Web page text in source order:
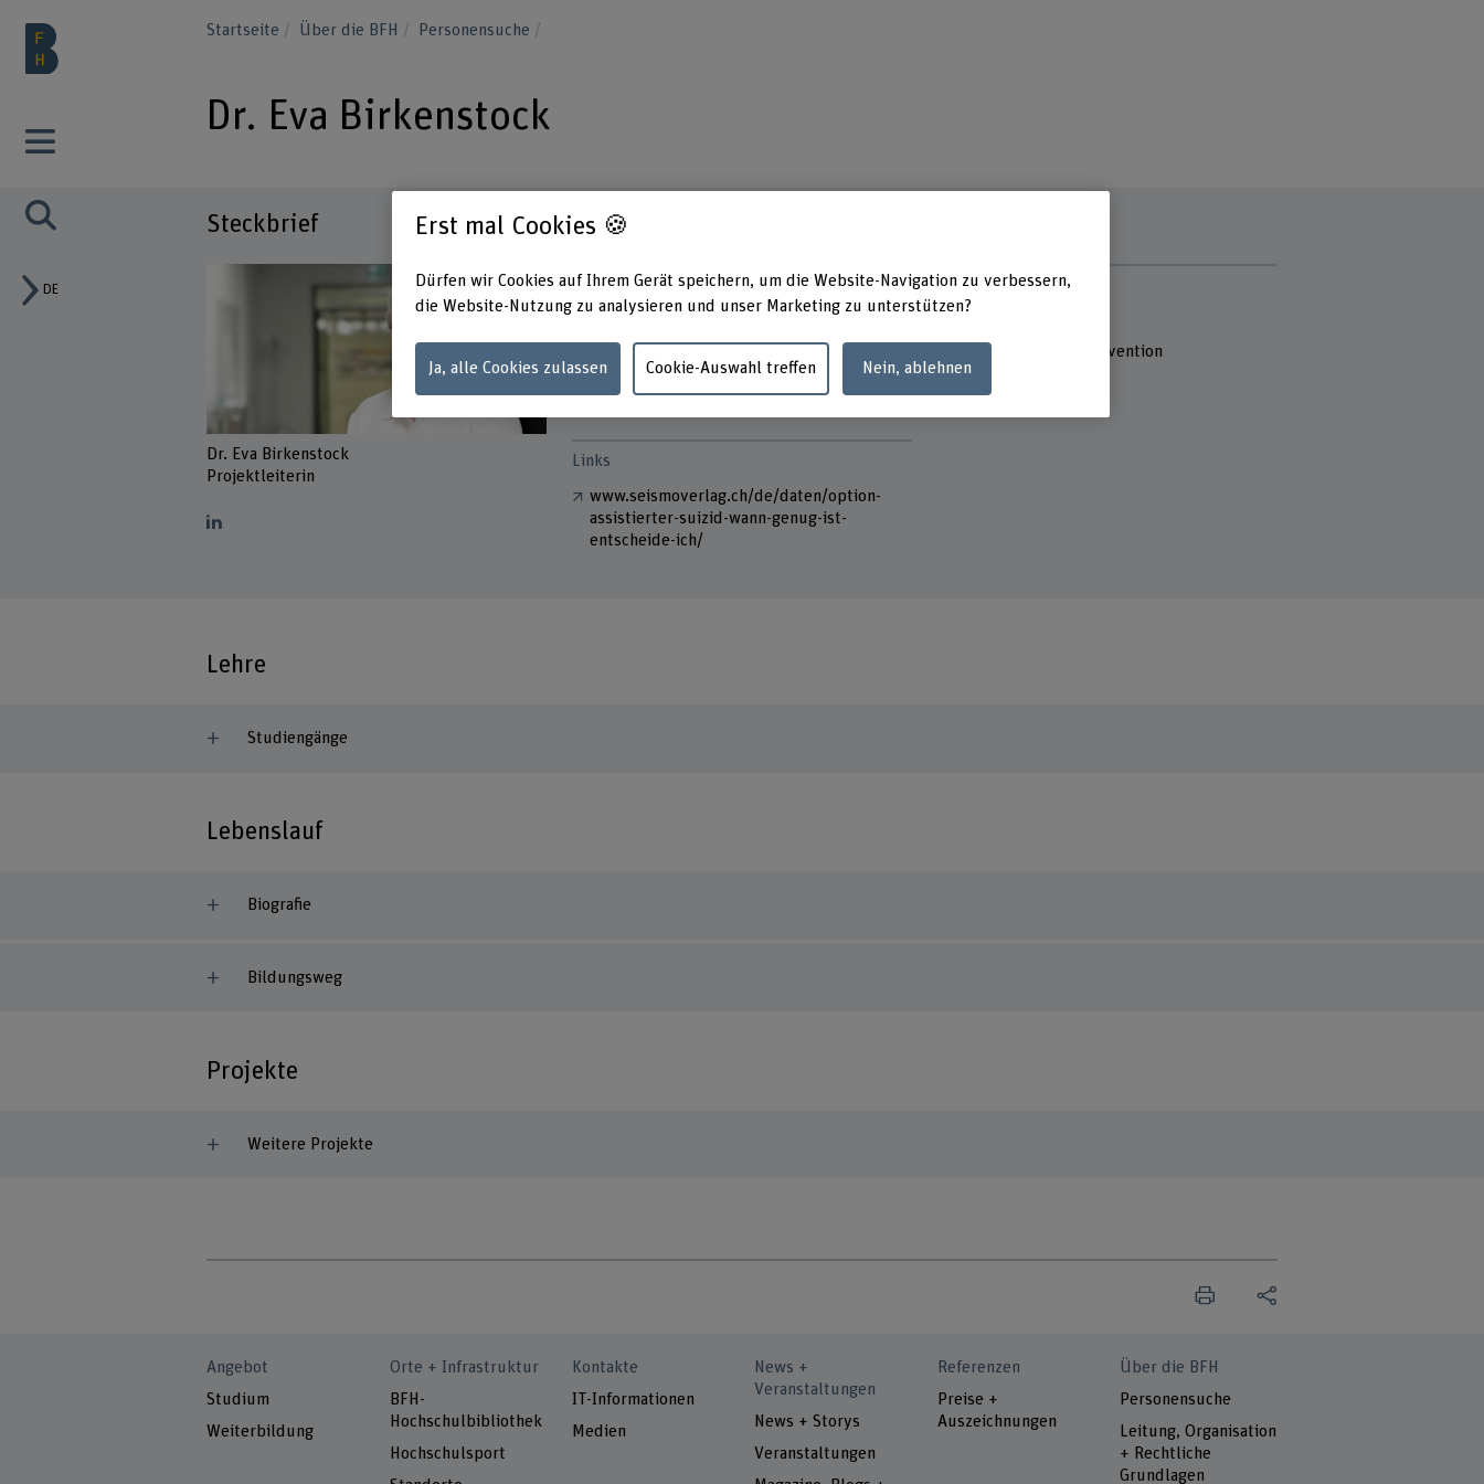
DE
Startseite Über die BFH Personensuche
Dr. Eva Birkenstock
Steckbrief
Dr. Eva Birkenstock
Projektleiterin
Kontakt
Links
www.seismoverlag.ch/de/daten/option-
assistierter-suizid-wann-genug-ist-
entscheide-ich/
Adresse
Berner Fachhochschule
Abteilung Soziale Intervention
Hallerstrasse 10
3012 Bern
Lehre
Studiengänge
Lebenslauf
Biografie
Bildungsweg
Projekte
Weitere Projekte
Angebot
Studium
Weiterbildung
Orte + Infrastruktur
BFH-
Hochschulbibliothek
Hochschulsport
Kontakte
IT-Informationen
Medien
News +
Veranstaltungen
News + Storys
Veranstaltungen
Referenzen
Preise +
Auszeichnungen
Über die BFH
Personensuche
Leitung, Organisation
+ Rechtliche
Grundlagen
Erst mal Cookies 🍪
Dürfen wir Cookies auf Ihrem Gerät speichern, um die Website-Navigation zu verbessern,
die Website-Nutzung zu analysieren und unser Marketing zu unterstützen?
Ja, alle Cookies zulassen Cookie-Auswahl treffen Nein, ablehnen